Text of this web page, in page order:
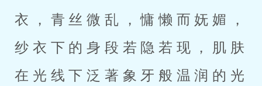
衣，青丝微乱，慵懒而妩媚，
纱衣下的身段若隐若现，肌肤
在光线下泛著象牙般温润的光